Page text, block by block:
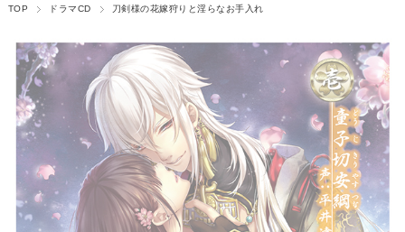
TOP ドラマCD 刀剣様の花嫁狩りと淫らなお手入れ